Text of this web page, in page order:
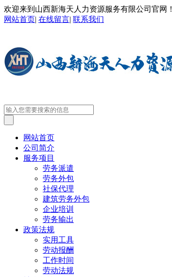
欢迎来到山西新海天人力资源服务有限公司官网！
网站首页| 在线留言| 联系我们
网站首页
公司简介
服务项目
劳务派遣
劳务外包
社保代理
建筑劳务外包
企业培训
劳务输出
政策法规
实用工具
劳动报酬
工作时间
劳动法规